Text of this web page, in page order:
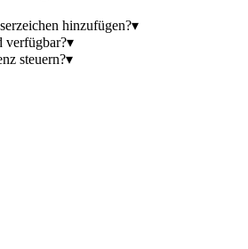
hinzufügen?▾
verfügbar?▾
steuern?▾